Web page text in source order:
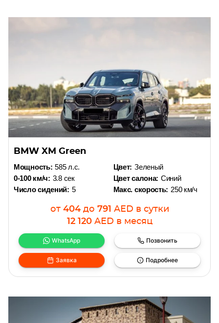
BMW XM Green
Мощность: 585 л.с.
0-100 км/ч: 3.8 сек
Число сидений: 5
Цвет: Зеленый
Цвет салона: Синий
Макс. скорость: 250 км/ч
от 404 до 791 AED в сутки
12 120 AED в месяц
WhatsApp Позвонить
Заявка Подробнее